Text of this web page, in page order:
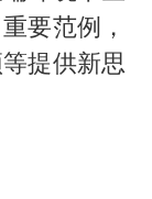
要范例，
提供新思